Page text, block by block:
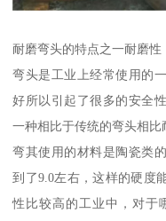
耐磨弯头的特点之一耐磨性
弯头是工业上经常使用的
好所以引起了很多的安全
一种相比于传统的弯头相比
弯其使用的材料是陶瓷类
到了9.0左右，这样的硬度
性比较高的工业中，对于